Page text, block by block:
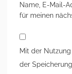
Name, E-Mail-
für meinen
Mit der
der